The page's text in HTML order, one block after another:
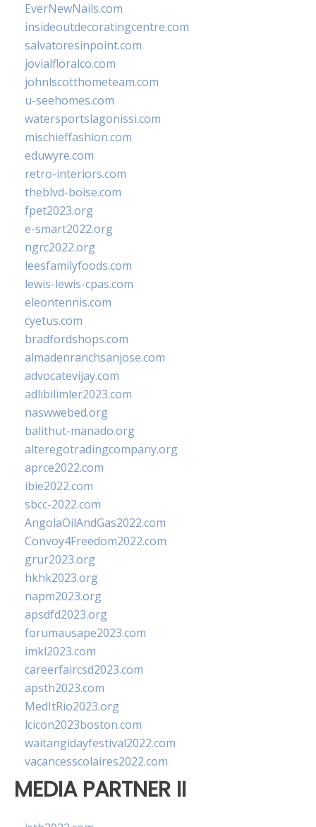
EverNewNails.com
insideoutdecoratingcentre.com
salvatoresinpoint.com
jovialfloralco.com
johnlscotthometeam.com
u-seehomes.com
watersportslagonissi.com
mischieffashion.com
eduwyre.com
retro-interiors.com
theblvd-boise.com
fpet2023.org
e-smart2022.org
ngrc2022.org
leesfamilyfoods.com
lewis-lewis-cpas.com
eleontennis.com
cyetus.com
bradfordshops.com
almadenranchsanjose.com
advocatevijay.com
adlibilimler2023.com
naswwebed.org
balithut-manado.org
alteregotradingcompany.org
aprce2022.com
ibie2022.com
sbcc-2022.com
AngolaOilAndGas2022.com
Convoy4Freedom2022.com
grur2023.org
hkhk2023.org
napm2023.org
apsdfd2023.org
forumausape2023.com
imkl2023.com
careerfaircsd2023.com
apsth2023.com
MedItRio2023.org
lcicon2023boston.com
waitangidayfestival2022.com
vacancesscolaires2022.com
MEDIA PARTNER II